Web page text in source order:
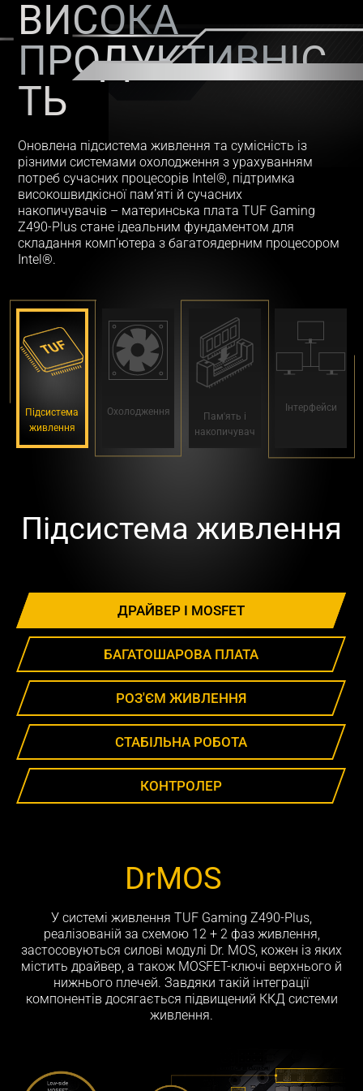
ВИСОКА
ПРОДУКТИВНІС
ТЬ
Оновлена підсистема живлення та сумісність із
різними системами охолодження з урахуванням
потреб сучасних процесорів Intel®, підтримка
високошвидкісної пам’яті й сучасних
накопичувачів – материнська плата TUF Gaming
Z490-Plus стане ідеальним фундаментом для
складання комп’ютера з багатоядерним процесором
Intel®.
Підсистема
живлення
Охолодження
Пам'ять і
накопичувач
Інтерфейси
Підсистема живлення
ДРАЙВЕР І MOSFET
БАГАТОШАРОВА ПЛАТА
РОЗ'ЄМ ЖИВЛЕННЯ
СТАБІЛЬНА РОБОТА
КОНТРОЛЕР
DrMOS
У системі живлення TUF Gaming Z490-Plus,
реалізованій за схемою 12 + 2 фаз живлення,
застосовуються силові модулі Dr. MOS, кожен із яких
містить драйвер, а також MOSFET-ключі верхнього й
нижнього плечей. Завдяки такій інтеграції
компонентів досягається підвищений ККД системи
живлення.